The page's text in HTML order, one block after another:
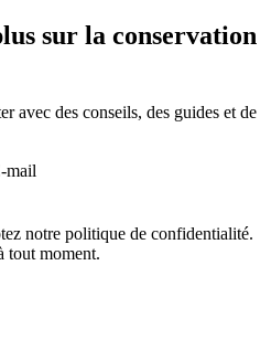
sur la conservation
avec des conseils, des guides et de
mail
notre politique de confidentialité.
tout moment.